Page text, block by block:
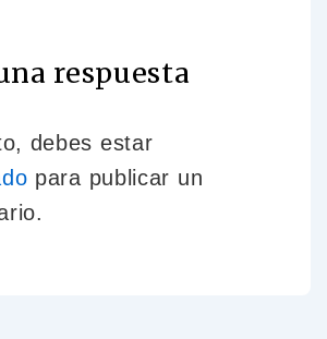
respuesta
debes estar
para publicar un